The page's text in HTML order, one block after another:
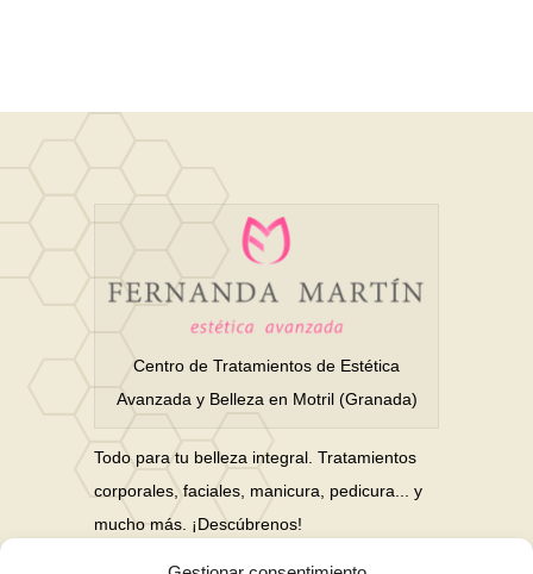
Centro de Tratamientos de Estética
Avanzada y Belleza en Motril (Granada)
Todo para tu belleza integral. Tratamientos
corporales, faciales, manicura, pedicura... y
mucho más. ¡Descúbrenos!